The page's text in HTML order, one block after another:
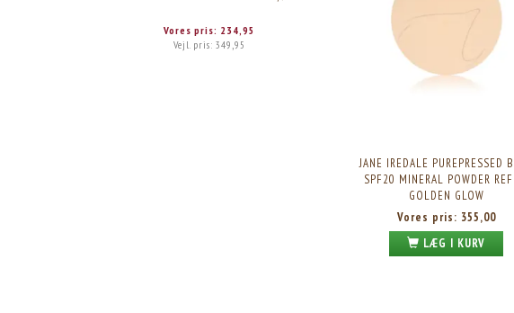
Vores pris: 234,95
Vejl. pris:349,95
JANE IREDALE PUREPRESSED
SPF20 MINERAL POWDER
GOLDEN GLOW
Vores pris: 355,00
LÆG I KURV